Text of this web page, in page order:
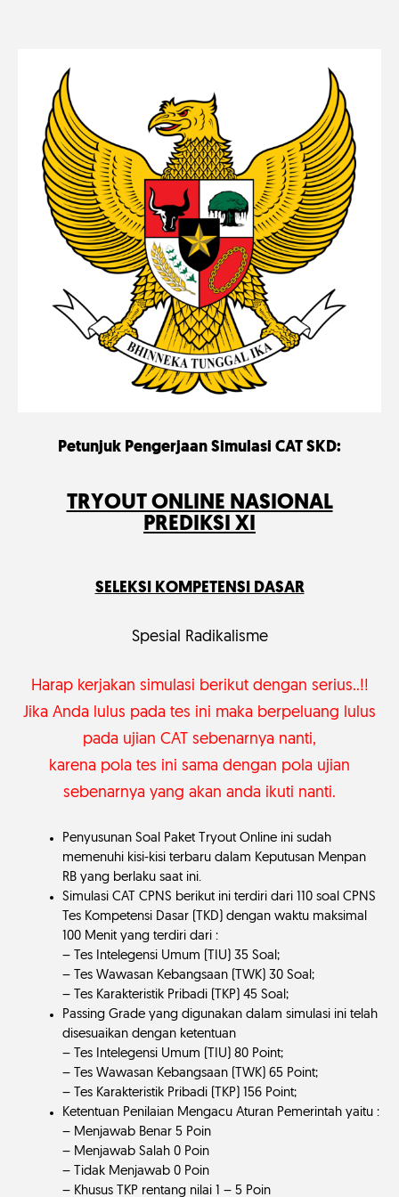
Petunjuk Pengerjaan Simulasi CAT SKD:
TRYOUT ONLINE NASIONAL
PREDIKSI XI
SELEKSI KOMPETENSI DASAR
Spesial Radikalisme
Harap kerjakan simulasi berikut dengan serius..!!
Jika Anda lulus pada tes ini maka berpeluang lulus
pada ujian CAT sebenarnya nanti,
karena pola tes ini sama dengan pola ujian
sebenarnya yang akan anda ikuti nanti.
Penyusunan Soal Paket Tryout Online ini sudah
memenuhi kisi-kisi terbaru dalam Keputusan Menpan
RB yang berlaku saat ini.
Simulasi CAT CPNS berikut ini terdiri dari 110 soal CPNS
Tes Kompetensi Dasar (TKD) dengan waktu maksimal
100 Menit yang terdiri dari :
– Tes Intelegensi Umum (TIU) 35 Soal;
– Tes Wawasan Kebangsaan (TWK) 30 Soal;
– Tes Karakteristik Pribadi (TKP) 45 Soal;
Passing Grade yang digunakan dalam simulasi ini telah
disesuaikan dengan ketentuan
– Tes Intelegensi Umum (TIU) 80 Point;
– Tes Wawasan Kebangsaan (TWK) 65 Point;
– Tes Karakteristik Pribadi (TKP) 156 Point;
Ketentuan Penilaian Mengacu Aturan Pemerintah yaitu :
– Menjawab Benar 5 Poin
– Menjawab Salah 0 Poin
– Tidak Menjawab 0 Poin
– Khusus TKP rentang nilai 1 – 5 Poin